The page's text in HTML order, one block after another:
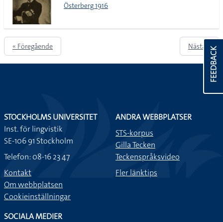
Österberg 1916
« Föregående Nästa » FEEDBACK
STOCKHOLMS UNIVERSITET
Inst. för lingvistik
SE-106 91 Stockholm
Telefon: 08-16 23 47
Kontakt
Om webbplatsen
Cookieinställningar
ANDRA WEBBPLATSER
STS-korpus
Gilla Tecken
Teckenspråksvideo
Fler länktips
SOCIALA MEDIER